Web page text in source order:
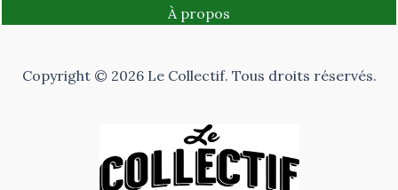
À propos
Copyright © 2026 Le Collectif. Tous droits réservés.